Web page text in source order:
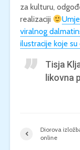
za kulturu,
realizaciji
viralnog
ilustracije koje
Tisja
likovna
Diorova
online